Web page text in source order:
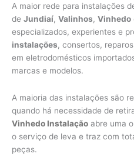
A maior rede para instalações
de Jundiaí, Valinhos, Vinhedo
especializados, experientes e
instalações, consertos,
em eletrodomésticos
marcas e modelos.
A maioria das instalações são
quando há necessidade de
Vinhedo Instalação abre uma
o serviço de leva e traz com
peças.